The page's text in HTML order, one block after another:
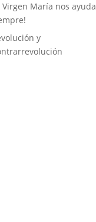
Virgen María nos ayuda
y